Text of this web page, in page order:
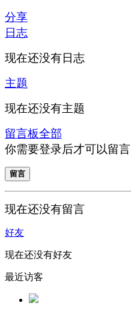
分享
日志
现在还没有日志
主题
现在还没有主题
留言板全部
你需要登录后才可以留言
留言
现在还没有留言
好友
现在还没有好友
最近访客